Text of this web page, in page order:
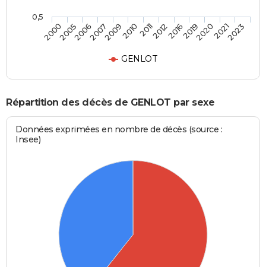
GENLOT
2000200520062007200920102011201220162019202020212023
0,5
Répartition des décès de GENLOT par sexe
Données exprimées en nombre de décès (source :
Insee)